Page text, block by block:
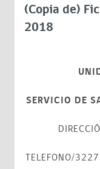
(Copia de)
2018
SERVICIO DE
TELEFONO/